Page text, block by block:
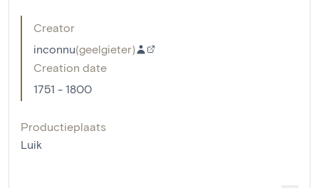
Creator
inconnu(geelgieter)
Creation date
1751 - 1800
Productieplaats
Luik